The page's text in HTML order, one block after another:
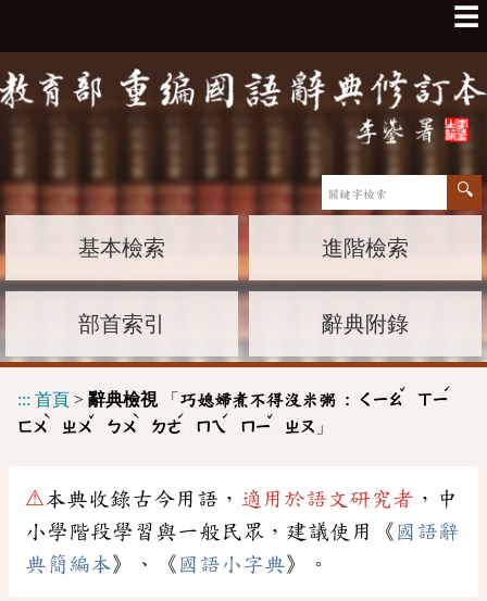
☰
基本檢索 進階檢索
部首索引 辭典附錄
::: 首頁 > 辭典檢視「 巧媳婦煮不得沒米粥 : ㄑㄧㄠ
ˇ
ㄒㄧ
ˊ
ㄈㄨ
ˋ
ㄓㄨ
ˇ
ㄅㄨ
ˋ
ㄉㄜ
ˊ
ㄇㄟ
ˊ
ㄇㄧ
ˇ
ㄓㄡ 」
⚠本典收錄古今用語， 適用於語文研究者 ，中
小學階段學習與一般民眾，建議使用《 國語辭
典簡編本》、《 國語小字典》。